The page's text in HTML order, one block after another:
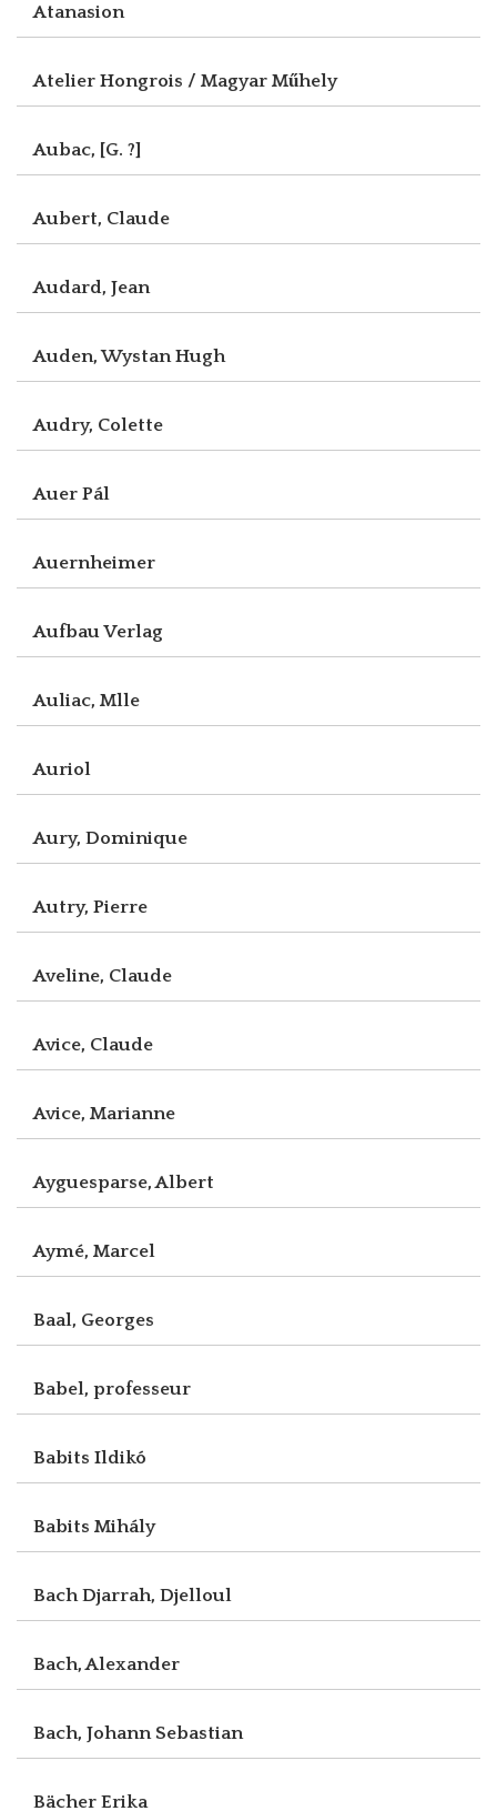
Atanasion
Atelier Hongrois / Magyar Műhely
Aubac, [G. ?]
Aubert, Claude
Audard, Jean
Auden, Wystan Hugh
Audry, Colette
Auer Pál
Auernheimer
Aufbau Verlag
Auliac, Mlle
Auriol
Aury, Dominique
Autry, Pierre
Aveline, Claude
Avice, Claude
Avice, Marianne
Ayguesparse, Albert
Aymé, Marcel
Baal, Georges
Babel, professeur
Babits Ildikó
Babits Mihály
Bach Djarrah, Djelloul
Bach, Alexander
Bach, Johann Sebastian
Bächer Erika